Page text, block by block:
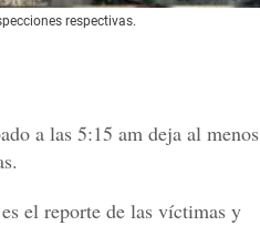
respectivas.
a las 5:15 am deja al menos
el reporte de las víctimas y